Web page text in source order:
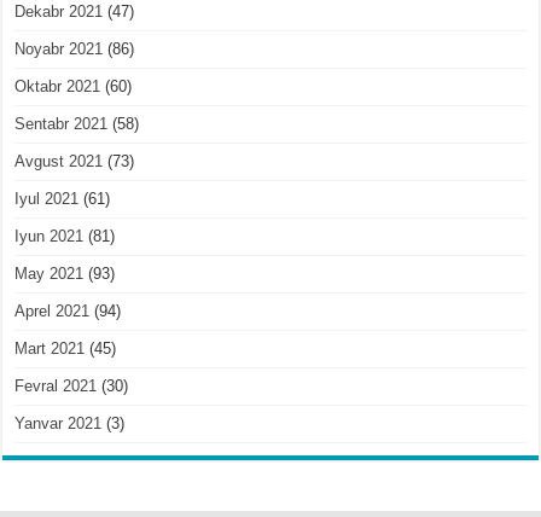
Dekabr 2021 (47)
Noyabr 2021 (86)
Oktabr 2021 (60)
Sentabr 2021 (58)
Avgust 2021 (73)
Iyul 2021 (61)
Iyun 2021 (81)
May 2021 (93)
Aprel 2021 (94)
Mart 2021 (45)
Fevral 2021 (30)
Yanvar 2021 (3)